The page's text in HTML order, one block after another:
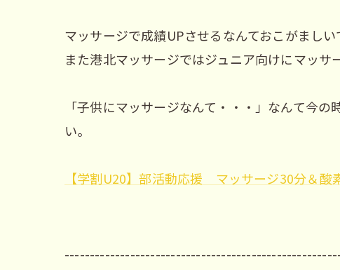
マッサージで成績UPさせるなんておこがまし
また港北マッサージではジュニア向けにマッサ
「子供にマッサージなんて・・・」なんて今
い。
【学割U20】部活動応援 マッサージ30分＆